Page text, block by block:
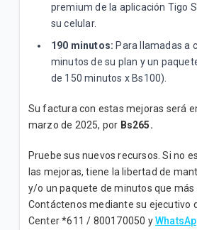
premium de la aplicación Tigo
su celular.
190 minutos: Para llamadas a
minutos de su plan y un
de 150 minutos x Bs100).
Su factura con estas mejoras será
marzo de 2025, por Bs265.
Pruebe sus nuevos recursos. Si no
las mejoras, tiene la libertad de
y/o un paquete de minutos que más
Contáctenos mediante su ejecutivo
Center *611 / 800170050 y